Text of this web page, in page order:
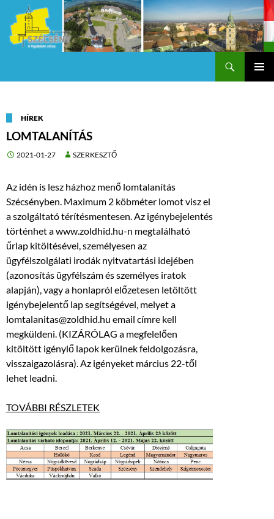
HÍREK
LOMTALANÍTÁS
2021-01-27 SZERKESZTŐ
Az idén is lesz házhoz menő lomtalanítás
Szécsényben. Maximum 2 köbméter lomot visz el
a szolgáltató térítésmentesen. Az igénybejelentés
történhet a www.zoldhid.hu-n megtalálható
űrlap kitöltésével, személyesen az
ügyfélszolgálati irodák nyitvatartási idejében
(azonosítás ügyfélszám és személyes iratok
alapján), vagy a honlapról előzetesen letöltött
igénybejelentő lap segítségével, melyet a
lomtalanitas@zoldhid.hu email címre kell
megküldeni. (KIZÁRÓLAG a megfelelően
kitöltött igénylő lapok kerülnek feldolgozásra,
visszaigazolásra). Az igényeket március 22-től
lehet leadni.
TOVÁBBI RÉSZLETEK